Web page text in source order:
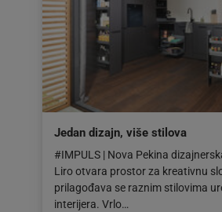
Jedan dizajn, više stilova
#IMPULS | Nova Pekina
Liro otvara prostor za kreativnu
prilagođava se raznim stilovima
interijera. Vrlo…